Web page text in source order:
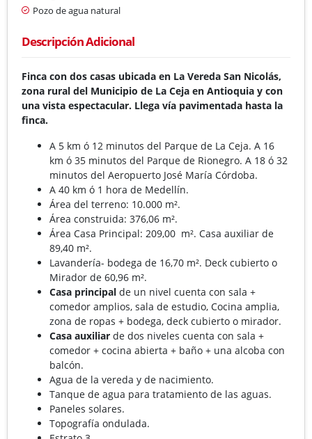
Pozo de agua natural
Descripción Adicional
Finca con dos casas ubicada en La Vereda San Nicolás,
zona rural del Municipio de La Ceja en Antioquia y con
una vista espectacular. Llega vía pavimentada hasta la
finca.
A 5 km ó 12 minutos del Parque de La Ceja. A 16
km ó 35 minutos del Parque de Rionegro. A 18 ó 32
minutos del Aeropuerto José María Córdoba.
A 40 km ó 1 hora de Medellín.
Área del terreno: 10.000 m².
Área construida: 376,06 m².
Área Casa Principal: 209,00 m². Casa auxiliar de
89,40 m².
Lavandería- bodega de 16,70 m². Deck cubierto o
Mirador de 60,96 m².
Casa principal de un nivel cuenta con sala +
comedor amplios, sala de estudio, Cocina amplia,
zona de ropas + bodega, deck cubierto o mirador.
Casa auxiliar de dos niveles cuenta con sala +
comedor + cocina abierta + baño + una alcoba con
balcón.
Agua de la vereda y de nacimiento.
Tanque de agua para tratamiento de las aguas.
Paneles solares.
Topografía ondulada.